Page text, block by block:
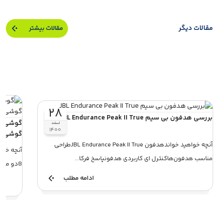
مقالات دیگر مقالات بیشتر
۲۸
اسفند
۱۴۰۰
بررسی هدفون بی سیم JBL Endurance Peak II True
آنچه خواهید خواندهدفون JBL Endurance Peak II Trueطراحی
مناسب هدفون‌هاکنترل ای کاربردی هدفونپاسخ فرکا...
ادامه مطلب
گوشی
آنچه
8دو مدل طراحی‌شده برای کارایی متنوعفناوری نوآوران...